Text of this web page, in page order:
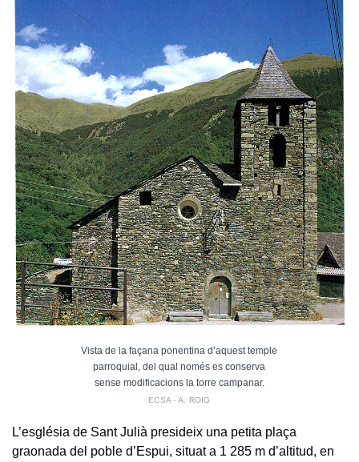
Vista de la façana ponentina d’aquest temple
parroquial, del qual només es conserva
sense modificacions la torre campanar.
ECSA - A. ROIG
L’església de Sant Julià presideix una petita plaça
graonada del poble d’Espui, situat a 1 285 m d’altitud, en